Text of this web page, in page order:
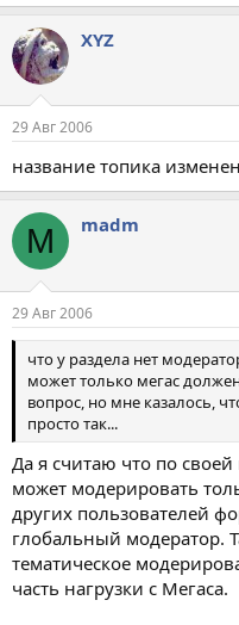
XYZ
29 Авг 2006
название топика
M madm
29 Авг 2006
что у раздела нет
может только мегас
вопрос, но мне казалось,
просто так...
Да я считаю что по
может модерировать
других пользователей
глобальный модератор.
тематическое
часть нагрузки с Мегаса.